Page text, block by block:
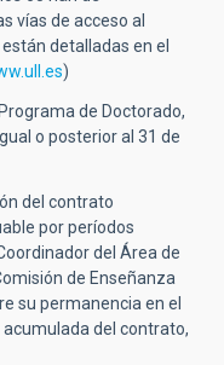
vías de acceso al
detalladas en el
)
de Doctorado,
o posterior al 31 de
del contrato
por períodos
del Área de
de Enseñanza
su permanencia en el
del contrato,